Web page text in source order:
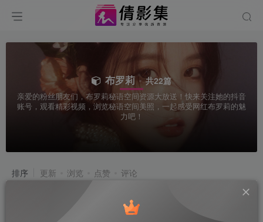
布罗莉 共22篇
亲爱的粉丝朋友们，布罗莉秘语空间资源大放送！快来关注她的抖音
账号，观看精彩视频，浏览秘语空间美照，一起感受网红布罗莉的魅
力吧！
排序 更新 浏览 点赞 评论